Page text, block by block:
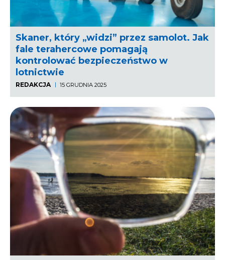
Skaner, który „widzi” przez samolot. Jak
fale terahercowe pomagają
kontrolować bezpieczeństwo w
lotnictwie
REDAKCJA 15 GRUDNIA 2025